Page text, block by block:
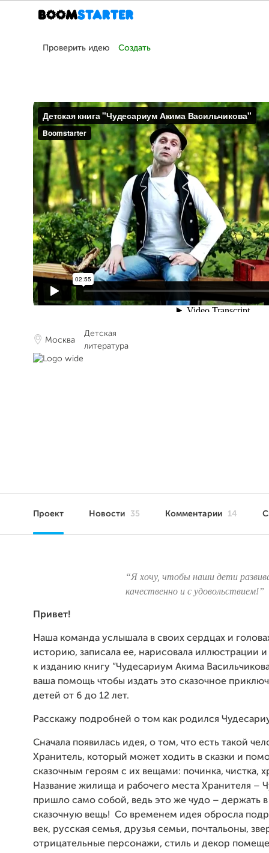
Проверить идею Создать
Москва
Детская
литература
Проект Новости 35 Комментарии 14
“Я хочу, чтобы наши дети
качественно и с удовольствием!”
Привет!
Наша команда услышала в своих сердцах и
историю, записала ее, нарисовала иллюстрации
к изданию книгу “Чудесариум Акима
ваша помощь чтобы издать это сказочное
детей от 6 до 12 лет.
Расскажу подробней о том как родился
Сначала появилась идея, о том, что есть такой
Хранитель, который может ходить в сказки и
сказочным героям с их вещами: починка, чистка,
Название жилища и рабочего места Хранителя –
пришло само собой, ведь это же чудо – держать в
сказочную вещь! Со временем идея обросла
век, русская семья, друзья семьи, почтальоны,
отрицательные персонажи, стиль и декор